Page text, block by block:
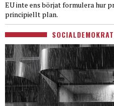
EU inte ens börjat formulera hur
principiellt plan.